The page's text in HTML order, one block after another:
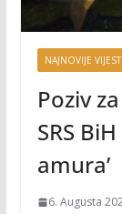
NAJNOVIJE VIJESTI
Poziv
SRS
amura’
6. Augusta